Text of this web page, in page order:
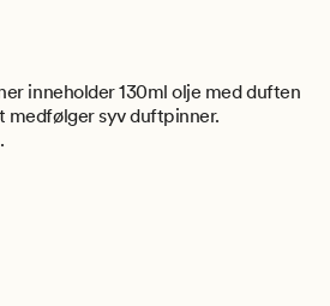
inneholder 130ml olje med duften
medfølger syv duftpinner.